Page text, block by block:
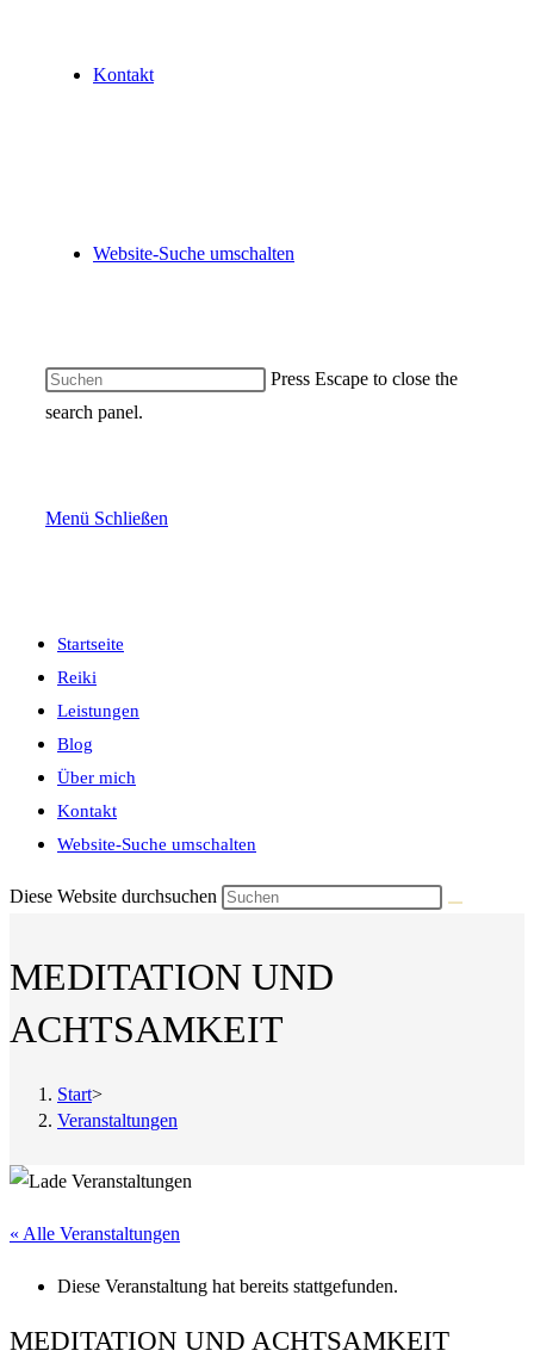
Kontakt
Website-Suche umschalten
Press Escape to close the
search panel.
Menü Schließen
Startseite
Reiki
Leistungen
Blog
Über mich
Kontakt
Website-Suche umschalten
Diese Website durchsuchen
MEDITATION UND
ACHTSAMKEIT
Start>
Veranstaltungen
« Alle Veranstaltungen
Diese Veranstaltung hat bereits stattgefunden.
MEDITATION UND ACHTSAMKEIT